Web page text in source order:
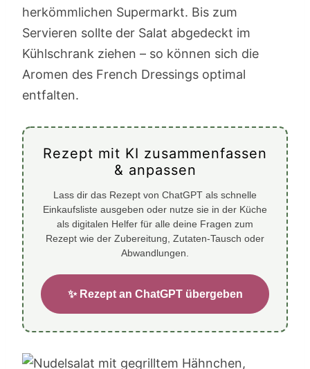
herkömmlichen Supermarkt. Bis zum
Servieren sollte der Salat abgedeckt im
Kühlschrank ziehen – so können sich die
Aromen des French Dressings optimal
entfalten.
Rezept mit KI zusammenfassen
& anpassen
Lass dir das Rezept von ChatGPT als schnelle
Einkaufsliste ausgeben oder nutze sie in der Küche
als digitalen Helfer für alle deine Fragen zum
Rezept wie der Zubereitung, Zutaten-Tausch oder
Abwandlungen.
✨ Rezept an ChatGPT übergeben